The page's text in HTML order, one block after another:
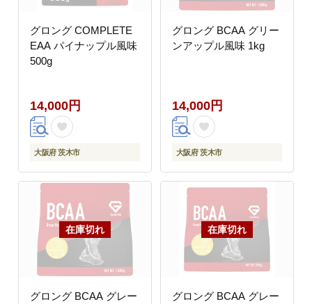
グロング COMPLETE
EAA パイナップル風味
500g
14,000円
大阪府 茨木市
グロング BCAA グリー
ンアップル風味 1kg
14,000円
大阪府 茨木市
グロング BCAA グレー
グロング BCAA グレー